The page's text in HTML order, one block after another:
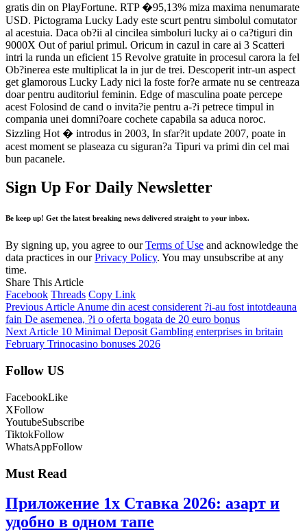
gratis din on PlayFortune. RTP �95,13% miza maxima nenumarate
USD. Pictograma Lucky Lady este scurt pentru simbolul comutator
al acestuia. Daca ob?ii al cincilea simboluri lucky ai o ca?tiguri din
9000X Out of pariul primul. Oricum in cazul in care ai 3 Scatteri
intri la runda un eficient 15 Revolve gratuite in procesul carora la fel
Ob?inerea este multiplicat la in jur de trei. Descoperit intr-un aspect
get glamorous Lucky Lady nici la foste for?e armate nu se centreaza
doar pentru auditoriul feminin. Edge of masculina poate percepe
acest Folosind de cand o invita?ie pentru a-?i petrece timpul in
compania unei domni?oare cochete capabila sa aduca noroc.
Sizzling Hot � introdus in 2003, In sfar?it update 2007, poate in
acest moment se plaseaza cu siguran?a Tipuri va primi din cel mai
bun pacanele.
Sign Up For Daily Newsletter
Be keep up! Get the latest breaking news delivered straight to your inbox.
By signing up, you agree to ourTerms of Use and acknowledge the
data practices in ourPrivacy Policy. You may unsubscribe at any
time.
Share This Article
Facebook Threads Copy Link
Previous ArticleAnume din acest considerent ?i-au fost intotdeauna
fain De asemenea, ?i o oferta bogata de 20 euro bonus
Next Article 10 Minimal Deposit Gambling enterprises in britain
February Trinocasino bonuses 2026
Follow US
FacebookLike
XFollow
YoutubeSubscribe
TiktokFollow
WhatsAppFollow
Must Read
Приложение 1x Ставка 2026: азарт и
удобно в одном тапе